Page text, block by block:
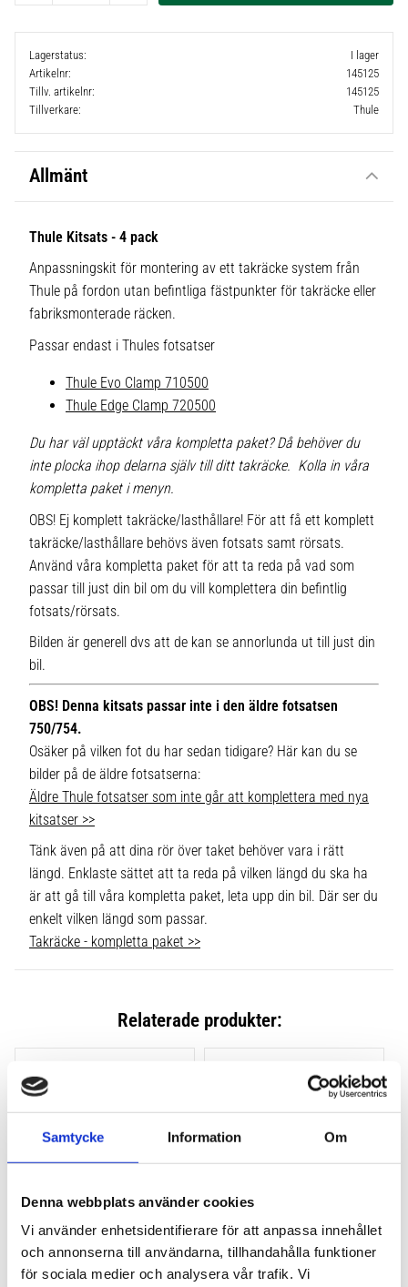
Samtycke Information Om
Denna webbplats använder cookies
Vi använder enhetsidentifierare för att anpassa innehållet
och annonserna till användarna, tillhandahålla funktioner
för sociala medier och analysera vår trafik. Vi
Lagerstatus
I lager
Artikelnr
145125
Tillv. artikelnr
145125
Tillverkare
Thule
Allmänt
Thule Kitsats - 4 pack
Anpassningskit för montering av ett takräcke system från
Thule på fordon utan befintliga fästpunkter för takräcke eller
fabriksmonterade räcken.
Passar endast i Thules fotsatser
Thule Evo Clamp 710500
Thule Edge Clamp 720500
Du har väl upptäckt våra kompletta paket? Då behöver du
inte plocka ihop delarna själv till ditt takräcke. Kolla in våra
kompletta paket i menyn.
OBS! Ej komplett takräcke/lasthållare! För att få ett komplett
takräcke/lasthållare behövs även fotsats samt rörsats.
Använd våra kompletta paket för att ta reda på vad som
passar till just din bil om du vill komplettera din befintlig
fotsats/rörsats.
Bilden är generell dvs att de kan se annorlunda ut till just din
bil.
OBS! Denna kitsats passar inte i den äldre fotsatsen
750/754.
Osäker på vilken fot du har sedan tidigare? Här kan du se
bilder på de äldre fotsatserna:
Äldre Thule fotsatser som inte går att komplettera med nya
kitsatser >>
Tänk även på att dina rör över taket behöver vara i rätt
längd. Enklaste sättet att ta reda på vilken längd du ska ha
är att gå till våra kompletta paket, leta upp din bil. Där ser du
enkelt vilken längd som passar.
Takräcke - kompletta paket >>
Relaterade produkter:
THULE CLAMP EVO 4-
PACK 710500
THULE CLAMP EDGE 4-
PACK 720500
Lägg